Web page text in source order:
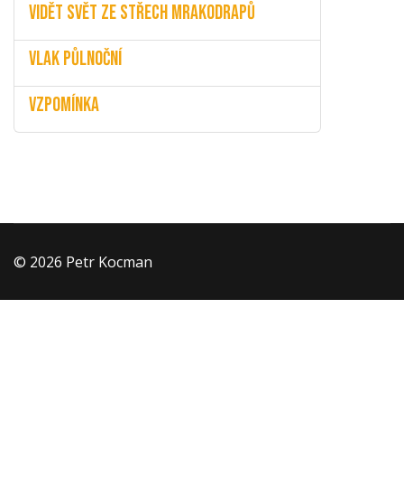
Vidět svět ze střech mrakodrapů
Vlak půlnoční
Vzpomínka
© 2026 Petr Kocman